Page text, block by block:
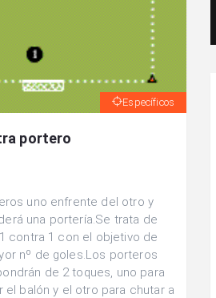
Específicos
portero
uno enfrente del otro y
una portería.Se trata de
contra 1 con el objetivo de
nº de goles.Los porteros
de 2 toques, uno para
el balón y el otro para chutar a